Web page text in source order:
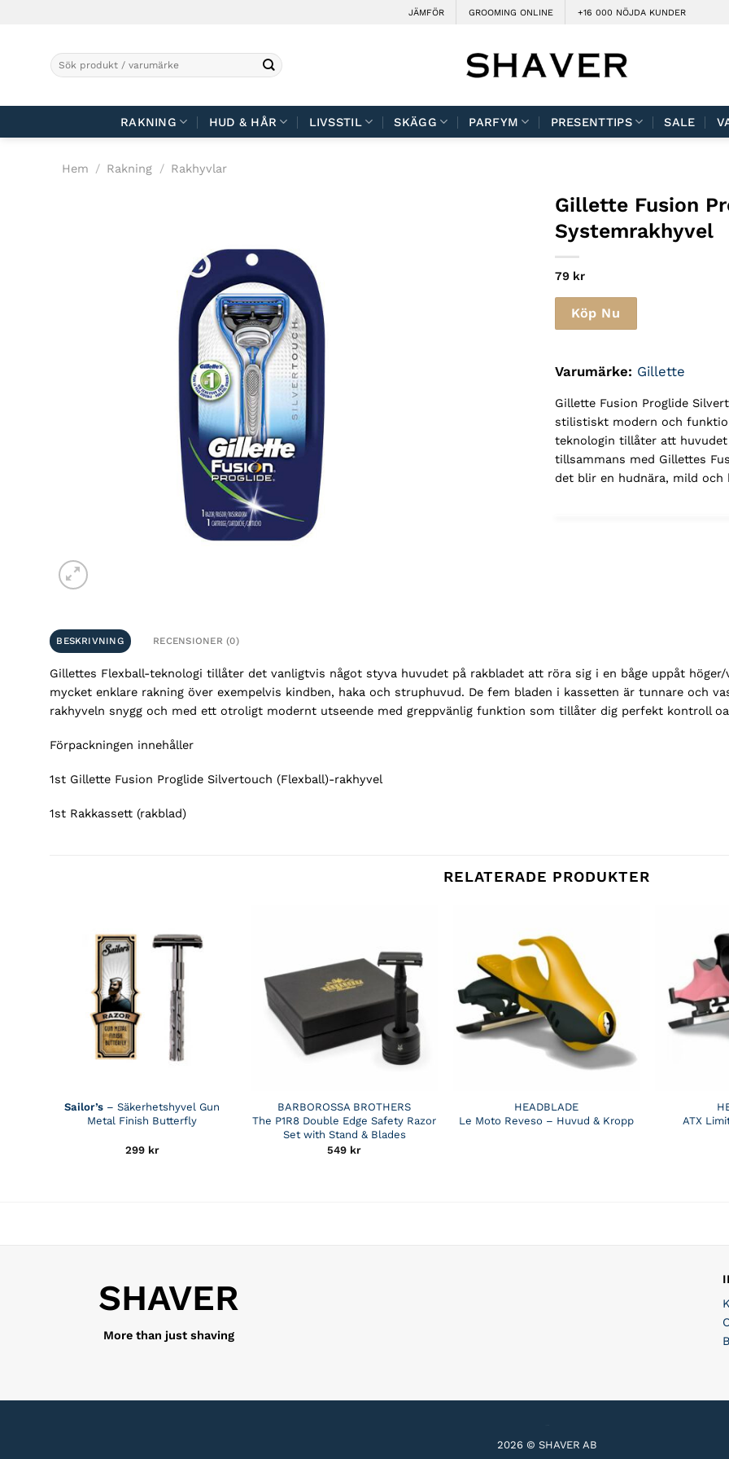
JÄMFÖR GROOMING ONLINE +16 000 NÖJDA KUNDER
Sök
efter:
RAKNING HUD & HÅR LIVSSTIL SKÄGG PARFYM PRESENTTIPS SALE
Hem / Rakning / Rakhyvlar
Gillette Fusion
Systemrakhyvel
79 kr
Köp Nu
Varumärke: Gillette
Gillette Fusion Proglide
stilistiskt modern och
teknologin tillåter att
tillsammans med Gillettes
det blir en hudnära, mild och
BESKRIVNING RECENSIONER (0)
Gillettes Flexball-teknologi tillåter det vanligtvis något styva huvudet på rakbladet att röra sig i en båge uppåt
mycket enklare rakning över exempelvis kindben, haka och struphuvud. De fem bladen i kassetten är tunnare och
rakhyveln snygg och med ett otroligt modernt utseende med greppvänlig funktion som tillåter dig perfekt kontroll
Förpackningen innehåller
1st Gillette Fusion Proglide Silvertouch (Flexball)-rakhyvel
1st Rakkassett (rakblad)
RELATERADE PRODUKTER
Sailor’s – Säkerhetshyvel Gun
Metal Finish Butterfly
299 kr
BARBOROSSA BROTHERS
The P1R8 Double Edge Safety Razor
Set with Stand & Blades
549 kr
HEADBLADE
Le Moto Reveso – Huvud & Kropp
ATX
SHAVER
More than just shaving
2026 © SHAVER AB